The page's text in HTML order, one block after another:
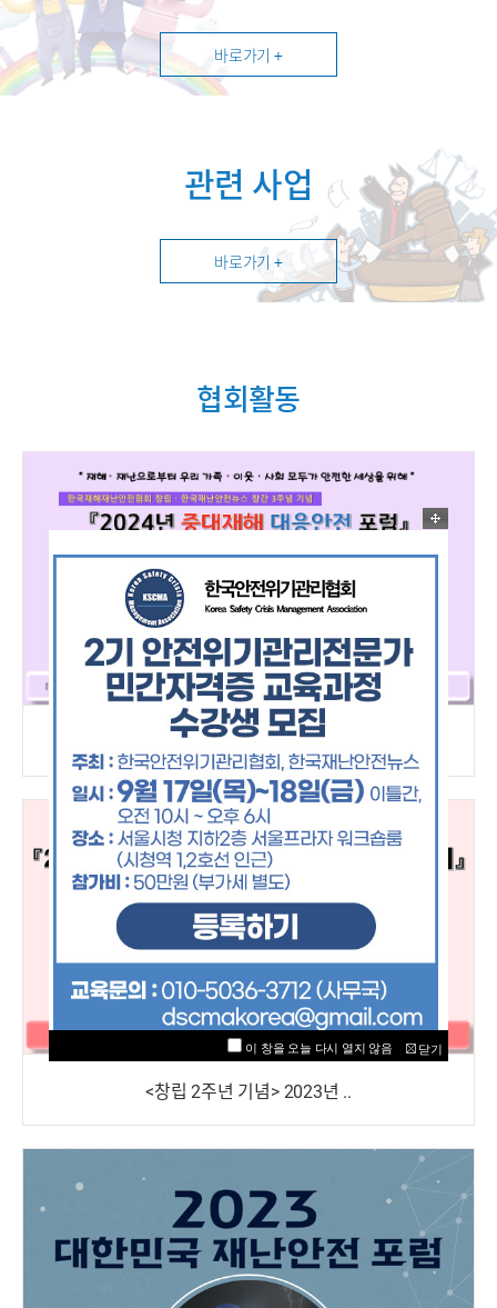
바로가기 +
관련 사업
바로가기 +
협회활동
<창립 3주년 기념> 2024년 ..
<창립 2주년 기념> 2023년 ..